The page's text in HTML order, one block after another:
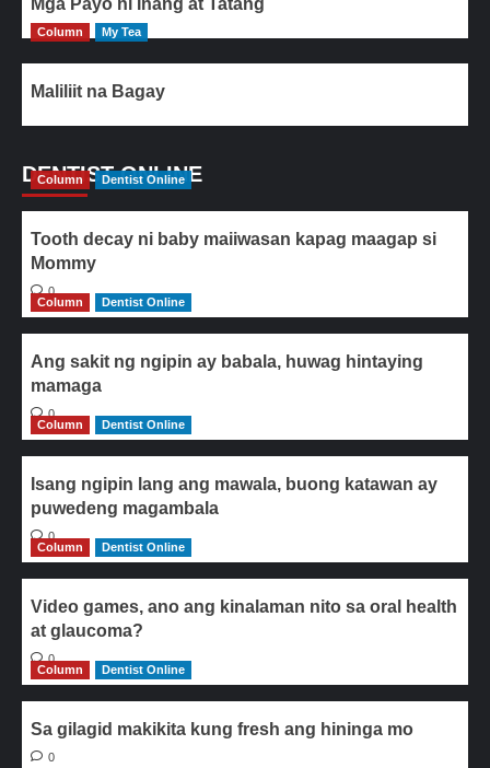
Mga Payo ni Inang at Tatang
Column My Tea
Maliliit na Bagay
DENTIST ONLINE
Column Dentist Online
Tooth decay ni baby maiiwasan kapag maagap si
Mommy
0
Column
Dentist Online
Ang sakit ng ngipin ay babala, huwag hintaying
mamaga
0
Column
Dentist Online
Isang ngipin lang ang mawala, buong katawan ay
puwedeng magambala
0
Column
Dentist Online
Video games, ano ang kinalaman nito sa oral health
at glaucoma?
0
Column
Dentist Online
Sa gilagid makikita kung fresh ang hininga mo
0